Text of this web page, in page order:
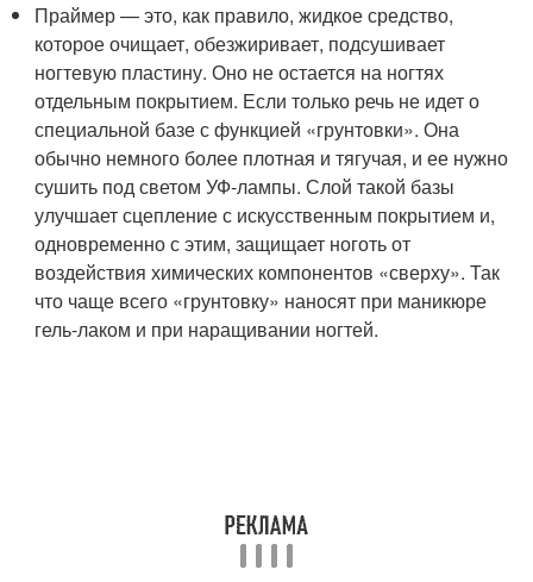
Праймер — это, как правило, жидкое средство,
которое очищает, обезжиривает, подсушивает
ногтевую пластину. Оно не остается на ногтях
отдельным покрытием. Если только речь не идет о
специальной базе с функцией «грунтовки». Она
обычно немного более плотная и тягучая, и ее нужно
сушить под светом УФ-лампы. Слой такой базы
улучшает сцепление с искусственным покрытием и,
одновременно с этим, защищает ноготь от
воздействия химических компонентов «сверху». Так
что чаще всего «грунтовку» наносят при маникюре
гель-лаком и при наращивании ногтей.